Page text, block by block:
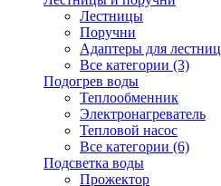
Лестницы
Поручни
Адаптеры для лестниц
Все категории (3)
Подогрев воды
Теплообменник
Электронагреватель
Тепловой насос
Все категории (6)
Подсветка воды
Прожектор